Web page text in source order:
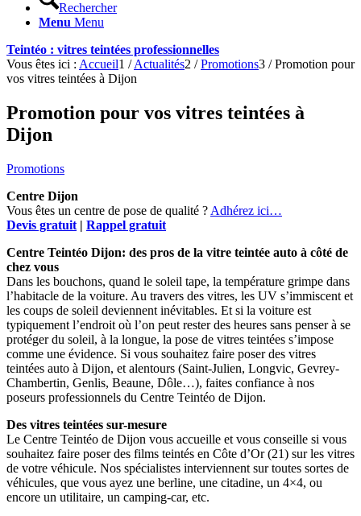
Rechercher
Menu Menu
Teintéo : vitres teintées professionnelles
Vous êtes ici : Accueil1 / Actualités2 / Promotions3 / Promotion pour
vos vitres teintées à Dijon
Promotion pour vos vitres teintées à
Dijon
Promotions
Centre Dijon
Vous êtes un centre de pose de qualité ? Adhérez ici…
Devis gratuit | Rappel gratuit
Centre Teintéo Dijon: des pros de la vitre teintée auto à côté de
chez vous
Dans les bouchons, quand le soleil tape, la température grimpe dans
l’habitacle de la voiture. Au travers des vitres, les UV s’immiscent et
les coups de soleil deviennent inévitables. Et si la voiture est
typiquement l’endroit où l’on peut rester des heures sans penser à se
protéger du soleil, à la longue, la pose de vitres teintées s’impose
comme une évidence. Si vous souhaitez faire poser des vitres
teintées auto à Dijon, et alentours (Saint-Julien, Longvic, Gevrey-
Chambertin, Genlis, Beaune, Dôle…), faites confiance à nos
poseurs professionnels du Centre Teintéo de Dijon.
Des vitres teintées sur-mesure
Le Centre Teintéo de Dijon vous accueille et vous conseille si vous
souhaitez faire poser des films teintés en Côte d’Or (21) sur les vitres
de votre véhicule. Nos spécialistes interviennent sur toutes sortes de
véhicules, que vous ayez une berline, une citadine, un 4×4, ou
encore un utilitaire, un camping-car, etc.